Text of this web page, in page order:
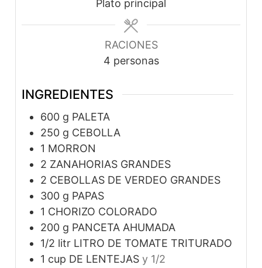
Plato principal
RACIONES
4 personas
INGREDIENTES
600 g PALETA
250 g CEBOLLA
1 MORRON
2 ZANAHORIAS GRANDES
2 CEBOLLAS DE VERDEO GRANDES
300 g PAPAS
1 CHORIZO COLORADO
200 g PANCETA AHUMADA
1/2 litr LITRO DE TOMATE TRITURADO
1 cup DE LENTEJAS y 1/2